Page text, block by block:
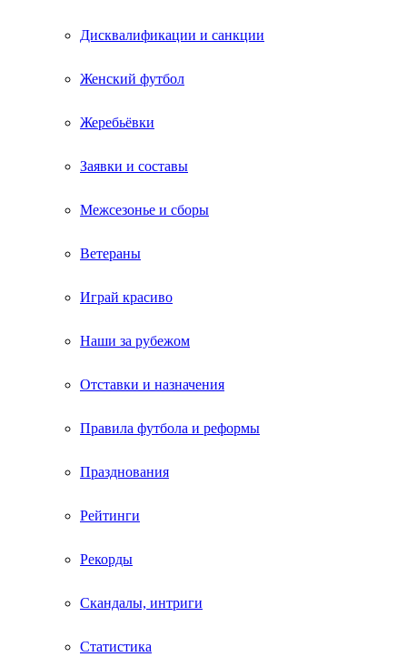
Дисквалификации и санкции
Женский футбол
Жеребьёвки
Заявки и составы
Межсезонье и сборы
Ветераны
Играй красиво
Наши за рубежом
Отставки и назначения
Правила футбола и реформы
Празднования
Рейтинги
Рекорды
Скандалы, интриги
Статистика